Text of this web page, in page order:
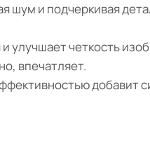
шум и подчеркивая
четкость
впечатляет.
добавит